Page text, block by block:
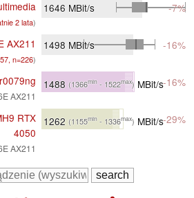
2 lata)
1646 MBit/s -7%
AX211
n=226)
1498 MBit/s -16%
AX211
1488 (1366min - 1522max) MBit/s-16%
RTX
4050
AX211
1262 (1155min - 1336max) MBit/s-29%